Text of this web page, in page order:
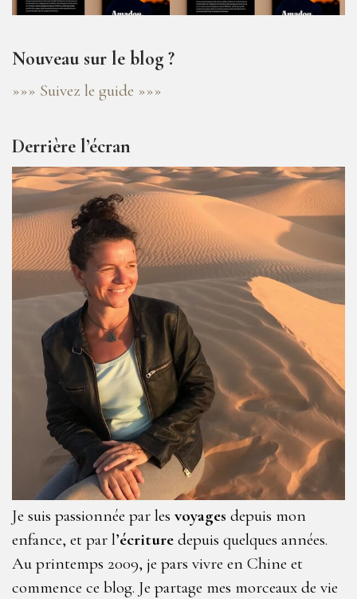
Nouveau sur le blog ?
»»» Suivez le guide »»»
Derrière l’écran
Je suis passionnée par les voyages depuis mon
enfance, et par l’écriture depuis quelques années.
Au printemps 2009, je pars vivre en Chine et
commence ce blog. Je partage mes morceaux de vie